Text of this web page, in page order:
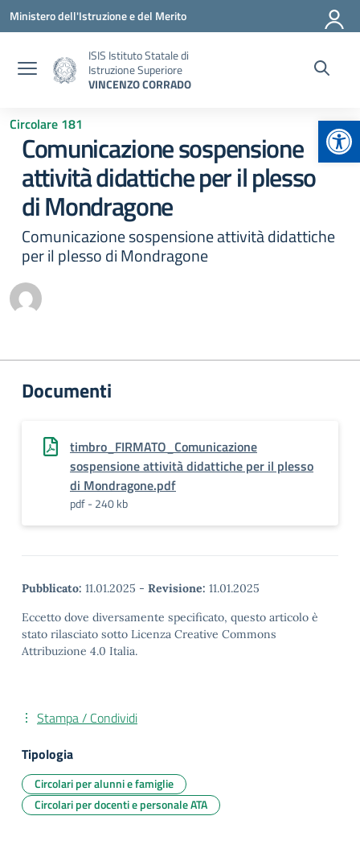
Vai ai contenuti
Vai al menu di navigazione
Vai al footer
Ministero dell'Istruzione e del Merito
ISIS Istituto Statale di
Istruzione Superiore
VINCENZO CORRADO
Circolare 181
Comunicazione sospensione
attività didattiche per il plesso
di Mondragone
Comunicazione sospensione attività didattiche
per il plesso di Mondragone
Documenti
timbro_FIRMATO_Comunicazione
sospensione attività didattiche per il plesso
di Mondragone.pdf
pdf - 240 kb
Pubblicato: 11.01.2025 - Revisione: 11.01.2025
Eccetto dove diversamente specificato, questo articolo è
stato rilasciato sotto Licenza Creative Commons
Attribuzione 4.0 Italia.
Stampa / Condividi
Tipologia
Circolari per alunni e famiglie
Circolari per docenti e personale ATA